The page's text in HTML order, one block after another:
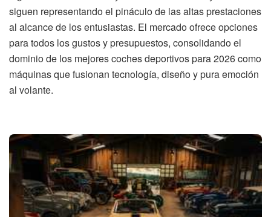
siguen representando el pináculo de las altas prestaciones
al alcance de los entusiastas. El mercado ofrece opciones
para todos los gustos y presupuestos, consolidando el
dominio de los mejores coches deportivos para 2026 como
máquinas que fusionan tecnología, diseño y pura emoción
al volante.